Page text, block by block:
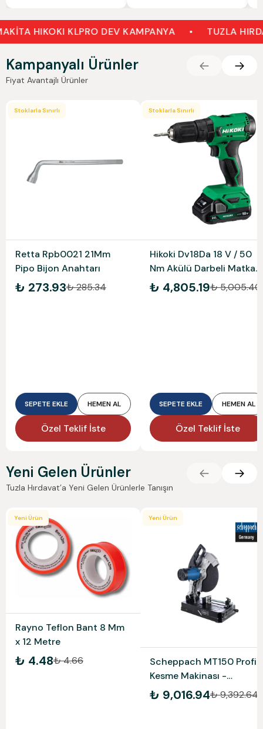
HIKOKI KLPRO DEV KAMPANYA • TUZLA HIRDAVAT
Kampanyalı Ürünler
Fiyat Avantajlı Ürünler
Stoklarla Sınırlı
Retta Rpb0021 21Mm
Pipo Bijon Anahtarı
₺ 273.93₺ 285.34
SEPETE EKLE HEMEN AL
Özel Teklif İste
Stoklarla Sınırlı
Hikoki Dv18Da 18 V / 50
Nm Akülü Darbeli Matkap
2 X 2.0Ah İki Akülü
Dv18Da-2.0
₺ 4,805.19₺ 5,005.40
SEPETE EKLE HEMEN AL
Özel Teklif İste
Yeni Gelen Ürünler
Tuzla Hırdavat’a Yeni Gelen Ürünlerle Tanışın
Yeni Ürün
Rayno Teflon Bant 8 Mm
x 12 Metre
₺ 4.48₺ 4.66
Yeni Ürün
Scheppach MT150 Profil
Kesme Makinası -
5903703901
₺ 9,016.94₺ 9,392.64